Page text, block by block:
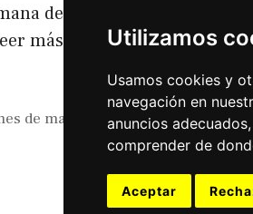
Utilizamos
Usamos cookies y
navegación en
anuncios
comprender de
Aceptar
de Agosto del 2017. Y
más
de manuel bartual